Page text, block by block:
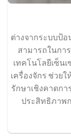
ต่างจากระบบป้
สามารถในกา
เทคโนโลยีเซ็น
เครื่องจักร ช่วย
รักษาเชิงคาดก
ประสิทธิภาพ